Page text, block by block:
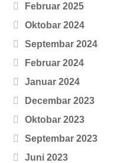
Februar 2025
Oktobar 2024
Septembar 2024
Februar 2024
Januar 2024
Decembar 2023
Oktobar 2023
Septembar 2023
Juni 2023